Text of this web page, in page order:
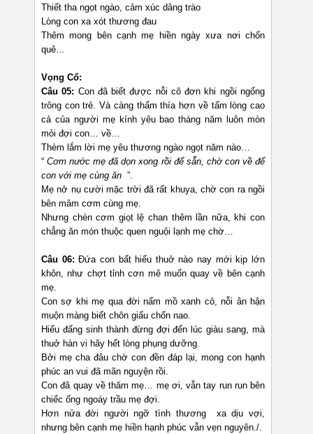
Thiết tha ngọt ngào, cảm xúc dâng trào
Lòng con xa xót thương đau
Thêm mong bên cạnh mẹ hiền ngày xưa nơi chốn
quê…
Vọng Cổ:
Câu 05: Con đã biết được nỗi cô đơn khi ngồi ngống
trông con trẻ. Và càng thấm thía hơn về tấm lòng cao
cả của người mẹ kính yêu bao tháng năm luôn mòn
mỏi đợi con… về…
Thèm lắm lời mẹ yêu thương ngào ngọt năm nào…
“Cơm nước mẹ đã dọn xong rồi để sẵn, chờ con về để
con với mẹ cùng ăn ”.
Mẹ nở nụ cười mặc trời đã rất khuya, chờ con ra ngồi
bên mâm cơm cùng mẹ.
Nhưng chén cơm giọt lệ chan thêm lần nữa, khi con
chẳng ăn món thuộc quen nguội lạnh mẹ chờ…
Câu 06:Đứa con bất hiếu thuở nào nay mới kịp lớn
khôn, như chợt tỉnh cơn mê muốn quay về bên cạnh
mẹ.
Con sợ khi mẹ qua đời nấm mồ xanh cỏ, nỗi ân hận
muộn màng biết chôn giấu chốn nao.
Hiếu đấng sinh thành đừng đợi đến lúc giàu sang, mà
thuở hàn vi hãy hết lòng phụng dưỡng.
Bởi mẹ cha đâu chờ con đền đáp lại, mong con hạnh
phúc an vui đã mãn nguyện rồi.
Con đã quay về thăm mẹ… mẹ ơi, vẫn tay run run bên
chiếc ống ngoáy trầu mẹ đợi.
Hơn nửa đời người ngỡ tình thương xa dịu vợi,
nhưng bên cạnh mẹ hiền hạnh phúc vẫn vẹn nguyên./.